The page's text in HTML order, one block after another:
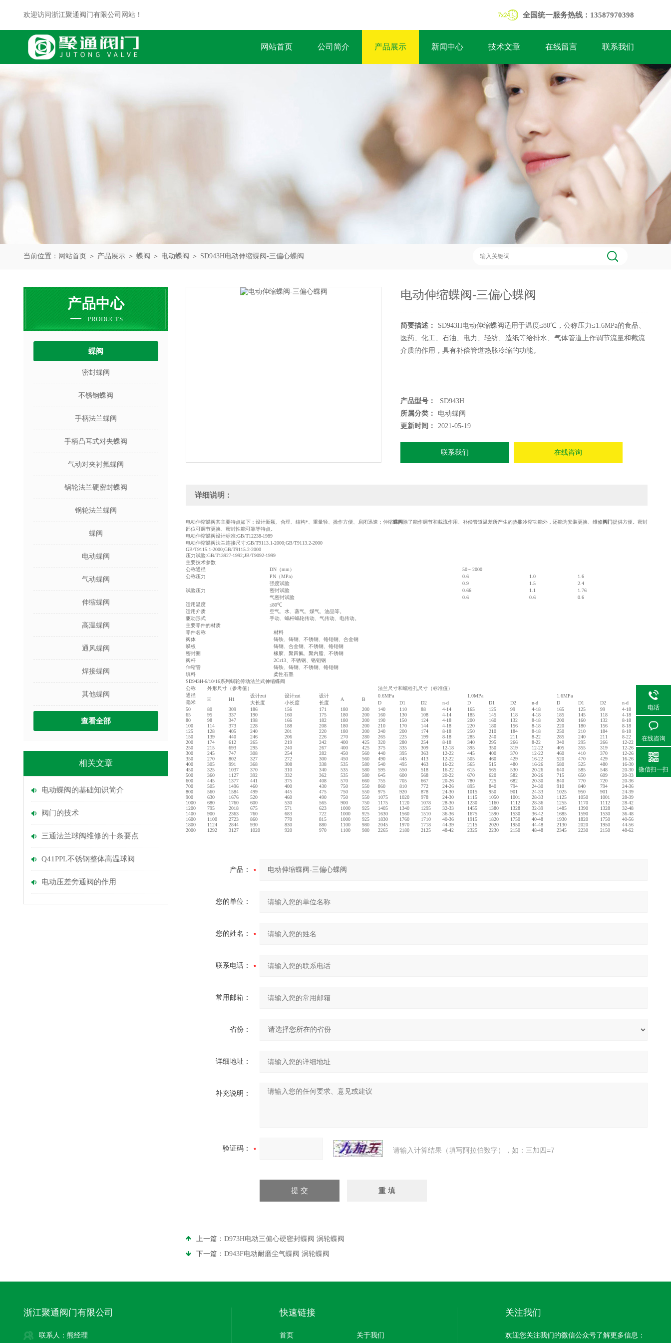
欢迎访问浙江聚通阀门有限公司网站！ 全国统一服务热线：13587970398
网站首页 公司简介 产品展示 新闻中心 技术文章 在线留言 联系我们
当前位置： 网站首页 ＞ 产品展示 ＞ 蝶阀 ＞ 电动蝶阀 ＞ SD943H电动伸缩蝶阀-三偏心蝶阀
产品中心
PRODUCTS
蝶阀
密封蝶阀
不锈钢蝶阀
手柄法兰蝶阀
手柄凸耳式对夹蝶阀
气动对夹衬氟蝶阀
锅轮法兰硬密封蝶阀
锅轮法兰蝶阀
蝶阀
电动蝶阀
气动蝶阀
伸缩蝶阀
高温蝶阀
通风蝶阀
焊接蝶阀
其他蝶阀
查看全部
相关文章
电动蝶阀的基础知识简介
阀门的技术
三通法兰球阀维修的十条要点
Q41PPL不锈钢整体高温球阀
电动压差旁通阀的作用
电动伸缩蝶阀-三偏心蝶阀
简要描述：
SD943H电动伸缩蝶阀适用于温度≤80℃，公称压力≤1.6MPa的食品、
医药、化工、石油、电力、轻纺、造纸等给排水、气体管道上作调节流量和截流
介质的作用，具有补偿管道热胀冷缩的功能。
产品型号：
SD943H
所属分类：
电动蝶阀
更新时间：
2021-05-19
联系我们 在线咨询
详细说明：
电动伸缩蝶阀其主要特点如下：设计新颖、合理、结构*、重量轻、操作方便、启闭迅速；伸缩蝶阀除了能作调节和截流作用、补偿管道温差所产生的热胀冷缩功能外，还能为安装更换、维修阀门提供方便。密封
部位可调节更换、密封性能可靠等特点。
电动伸缩蝶阀设计标准:GB/T12238-1989
电动伸缩蝶阀法兰连接尺寸:GB/T9113.1-2000;GB/T9113.2-2000
GB/T9115.1-2000;GB/T9115.2-2000
压力试验:GB/T13927-1992;JB/T9092-1999
主要技术参数
公称通径
DN（mm）
50～2000
公称压力
PN（MPa） 0.6 1.0 1.6
试验压力
强度试验 0.9 1.5
2.4
密封试验
0.66 1.1
1.76
气密封试验
0.6 0.6
0.6
适用温度
≤80℃
适用介质
空气、水、蒸气、煤气、油品等。
驱动形式
手动、蜗杆蜗轮传动、气传动、电传动。
主要零件的材质
零件名称
材料
阀体
铸铁、铸钢、不锈钢、铬钼钢、合金钢
蝶板
铸钢、合金钢、不锈钢、铬钼钢
密封圈
橡胶、聚四氟、聚内脂、不锈钢
阀杆
2Cr13、不锈钢、铬钼钢
伸缩管
铸铁、铸钢、不锈钢、铬钼钢
填料
柔性石墨
SD943H-6/10/16系列蜗轮传动法兰式伸缩蝶阀
公称
通径
外形尺寸（参考值）
法兰尺寸和螺栓孔尺寸（标准值）
H
H1
设计zui
大长度
设计zui
小长度
设计
长度
A B
0.6MPa 1.0MPa
1.6MPa
毫米
D D1 D2 n-d D D1 D2 n-d D D1 D2
n-d
50
80 309 186 156 171 180 200 140 110 88 4-14 165 125 99 4-18 165 125 99
4-18
65
95 337 190 160 175 180 200 160 130 108 4-14 185 145 118 4-18 185 145 118
4-18
80
98 347 198 166 182 180 200 190 150 124 4-18 200 160 132 8-18 200 160 132
8-18
100
114 373 228 188 208 180 200 210 170 144 4-18 220 180 156 8-18 220 180 156
8-18
125
128 405 240 201 220 180 200 240 200 174 8-18 250 210 184 8-18 250 210 184
8-18
150
139 440 246 206 226 270 280 265 225 199 8-18 285 240 211 8-22 285 240 211
8-22
200
174 612 265 219 242 400 425 320 280 254 8-18 340 295 266 8-22 340 295 266
12-22
250
215 693 295 240 267 400 425 375 335 309 12-18 395 350 319 12-22 405 355 319
12-26
300
245 747 308 254 282 450 560 440 395 363 12-22 445 400 370 12-22 460 410 370
12-26
350
270 802 327 272 300 450 560 490 445 413 12-22 505 460 429 16-22 520 470 429
16-26
400
305 991 368 308 338 535 580 540 495 463 16-22 565 515 480 16-26 580 525 480
16-30
450
325 1037 370 310 340 535 580 595 550 518 16-22 615 565 530 20-26 640 585 548
20-30
500
360 1127 392 332 362 535 580 645 600 568 20-22 670 620 582 20-26 715 650 609
20-33
600
445 1377 441 375 408 570 660 755 705 667 20-26 780 725 682 20-30 840 770 720
20-36
700
505 1496 460 400 430 750 550 860 810 772 24-26 895 840 794 24-30 910 840 794
24-36
800
560 1584 499 445 475 750 550 975 920 878 24-30 1015 950 901 24-33 1025 950 901
24-39
900
630 1676 520 460 490 750 550 1075 1020 978 24-30 1115 1050 1001 28-33 1125 1050 1001
28-39
1000
680 1760 600 530 565 900 750 1175 1120 1078 28-30 1230 1160 1112 28-36 1255 1170 1112
28-42
1200
795 2018 675 571 623 1000 925 1405 1340 1295 32-33 1455 1380 1328 32-39 1485 1390 1328
32-48
1400
900 2363 760 683 722 1000 925 1630 1560 1510 36-36 1675 1590 1530 36-42 1685 1590 1530
36-48
1600
1100 2723 860 770 815 1000 925 1830 1760 1710 40-36 1915 1820 1750 40-48 1930 1820 1750
40-56
1800
1124 2844 930 830 880 1100 980 2045 1970 1718 44-39 2115 2020 1950 44-48 2130 2020 1950
44-56
2000
1292 3127 1020 920 970 1100 980 2265 2180 2125 48-42 2325 2230 2150 48-48 2345 2230 2150 48-62
产品：
您的单位：
您的姓名：
联系电话：
常用邮箱：
省份：
详细地址：
补充说明：
验证码： 请输入计算结果（填写阿拉伯数字），如：三加四=7
上一篇： D973H电动三偏心硬密封蝶阀 涡轮蝶阀
下一篇： D943F电动耐磨尘气蝶阀 涡轮蝶阀
浙江聚通阀门有限公司
联系人：熊经理
快速链接
首页 关于我们
关注我们
欢迎您关注我们的微信公众号了解更多信息：
电话
在线咨询
微信扫一扫